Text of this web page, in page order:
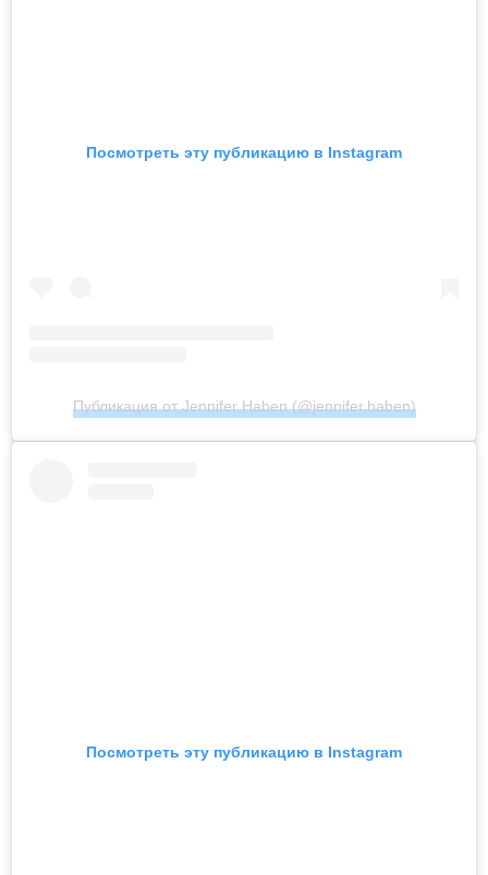
Посмотреть эту публикацию в Instagram
Публикация от Jennifer Haben (@jennifer.haben)
Посмотреть эту публикацию в Instagram